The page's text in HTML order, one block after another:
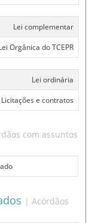
Lei complementar
Orgânica do TCEPR
Lei ordinária
Licitações e contratos
com assuntos
| Acórdãos